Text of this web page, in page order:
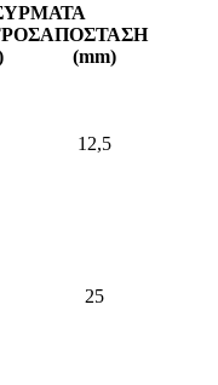
ΑΠΟΣΤΑΣΗ
(mm)
12,5
25